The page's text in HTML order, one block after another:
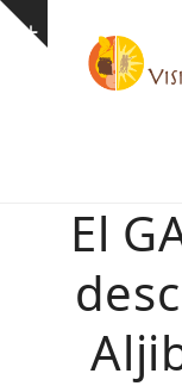
Skip
Show
El